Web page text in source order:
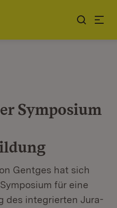
Symposium
Gentges hat sich
für eine
des integrierten Jura-